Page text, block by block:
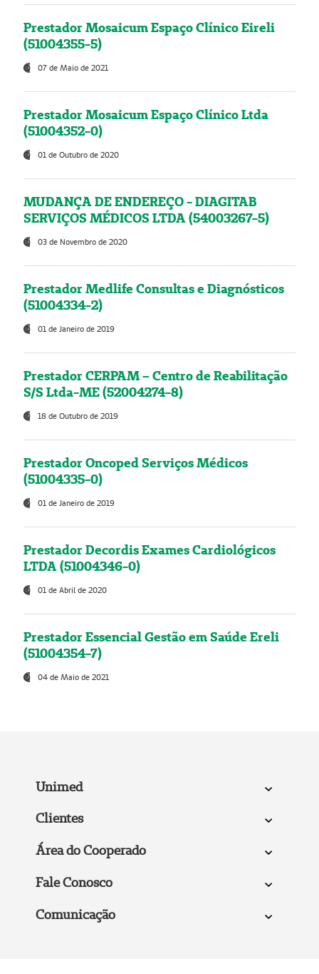
Prestador Mosaicum Espaço Clínico Eireli
(51004355-5)
07 de Maio de 2021
Prestador Mosaicum Espaço Clínico Ltda
(51004352-0)
01 de Outubro de 2020
MUDANÇA DE ENDEREÇO - DIAGITAB
SERVIÇOS MÉDICOS LTDA (54003267-5)
03 de Novembro de 2020
Prestador Medlife Consultas e Diagnósticos
(51004334-2)
01 de Janeiro de 2019
Prestador CERPAM – Centro de Reabilitação
S/S Ltda-ME (52004274-8)
18 de Outubro de 2019
Prestador Oncoped Serviços Médicos
(51004335-0)
01 de Janeiro de 2019
Prestador Decordis Exames Cardiológicos
LTDA (51004346-0)
01 de Abril de 2020
Prestador Essencial Gestão em Saúde Ereli
(51004354-7)
04 de Maio de 2021
Unimed
Clientes
Área do Cooperado
Fale Conosco
Comunicação